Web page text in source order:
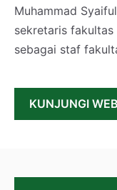
Muhammad
sekretaris fakultas
sebagai staf
KUNJUNGI